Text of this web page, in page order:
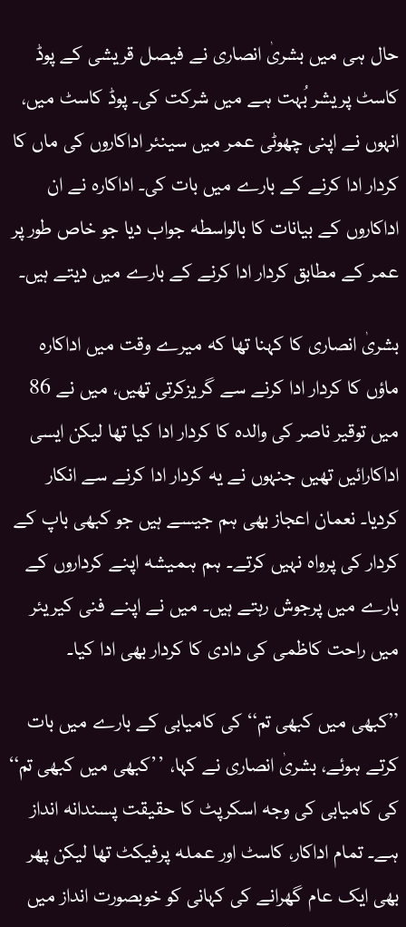
حال ہی میں بشریٰ انصاری نے فیصل قریشی کے پوڈ
کاسٹ پریشر بُہت ہے میں شرکت کی۔ پوڈ کاسٹ میں،
انہوں نے اپنی چھوٹی عمر میں سینئر اداکاروں کی ماں کا
کردار ادا کرنے کے بارے میں بات کی۔ اداکارہ نے ان
اداکاروں کے بیانات کا بالواسطہ جواب دیا جو خاص طور پر
عمر کے مطابق کردار ادا کرنے کے بارے میں دیتے ہیں۔
بشریٰ انصاری کا کہنا تھا کہ میرے وقت میں اداکارہ
ماؤں کا کردار ادا کرنے سے گریزکرتی تھیں، میں نے 86
میں توقیر ناصر کی والدہ کا کردار ادا کیا تھا لیکن ایسی
اداکارائیں تھیں جنہوں نے یہ کردار ادا کرنے سے انکار
کردیا۔ نعمان اعجاز بھی ہم جیسے ہیں جو کبھی باپ کے
کردار کی پرواہ نہیں کرتے۔ ہم ہمیشہ اپنے کرداروں کے
بارے میں پرجوش رہتے ہیں۔ میں نے اپنے فنی کیریئر
میں راحت کاظمی کی دادی کا کردار بھی ادا کیا۔
”کبھی میں کبھی تم“ کی کامیابی کے بارے میں بات
کرتے ہوئے، بشریٰ انصاری نے کہا، ’’کبھی میں کبھی تم“
کی کامیابی کی وجہ اسکرپٹ کا حقیقت پسندانہ انداز
ہے۔ تمام اداکار، کاسٹ اور عملہ پرفیکٹ تھا لیکن پھر
بھی ایک عام گھرانے کی کہانی کو خوبصورت انداز میں